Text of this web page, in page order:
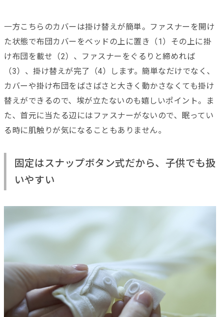
一方こちらのカバーは掛け替えが簡単。ファスナーを開け
た状態で布団カバーをベッドの上に置き（1）その上に掛
け布団を載せ（2）、ファスナーをぐるりと締めれば
（3）、掛け替えが完了（4）します。簡単なだけでなく、
カバーや掛け布団をばさばさと大きく動かさなくても掛け
替えができるので、埃が立たないのも嬉しいポイント。ま
た、首元に当たる辺にはファスナーがないので、眠ってい
る時に肌触りが気になることもありません。
固定はスナップボタン式だから、子供でも扱
いやすい